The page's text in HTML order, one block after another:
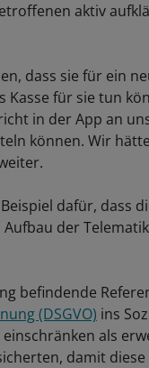
aktiv
dass sie für ein
Kasse für sie tun
in der App an
können. Wir
dafür, dass
Aufbau der
befindende
(DSGVO) ins
als
damit